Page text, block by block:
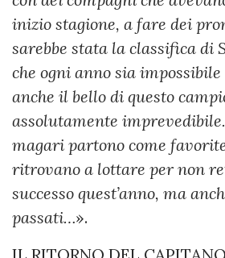
inizio stagione, a fare dei
sarebbe stata la classifica di
che ogni anno sia impossibile
anche il bello di questo
assolutamente
magari partono come
ritrovano a lottare per non
successo quest’anno, ma
passati…».